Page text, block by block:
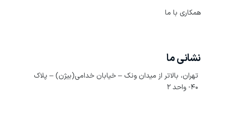
همکاری با ما
نشانی ما
تهران، بالاتر از میدان ونک – خیابان خدامی(بیژن) – پلاک
۴۰- واحد ۲